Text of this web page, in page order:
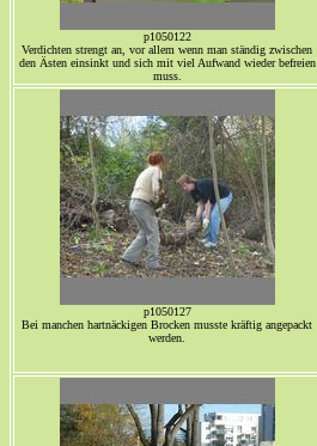
p1050122
Verdichten strengt an, vor allem wenn man ständig zwischen
den Ästen einsinkt und sich mit viel Aufwand wieder befreien
muss.
p1050127
Bei manchen hartnäckigen Brocken musste kräftig angepackt
werden.